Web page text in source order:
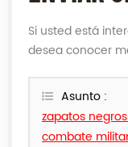
Si usted está
desea conocer
podamos.Asunto :
zapatos
combate